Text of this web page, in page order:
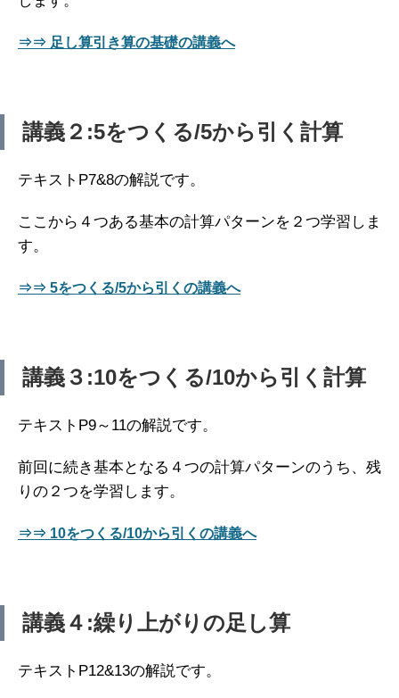
⇒⇒ 足し算引き算の基礎の講義へ
講義２:5をつくる/5から引く計算
テキストP7&8の解説です。
ここから４つある基本の計算パターンを２つ学習しま
す。
⇒⇒ 5をつくる/5から引くの講義へ
講義３:10をつくる/10から引く計算
テキストP9～11の解説です。
前回に続き基本となる４つの計算パターンのうち、残
りの２つを学習します。
⇒⇒ 10をつくる/10から引くの講義へ
講義４:繰り上がりの足し算
テキストP12&13の解説です。